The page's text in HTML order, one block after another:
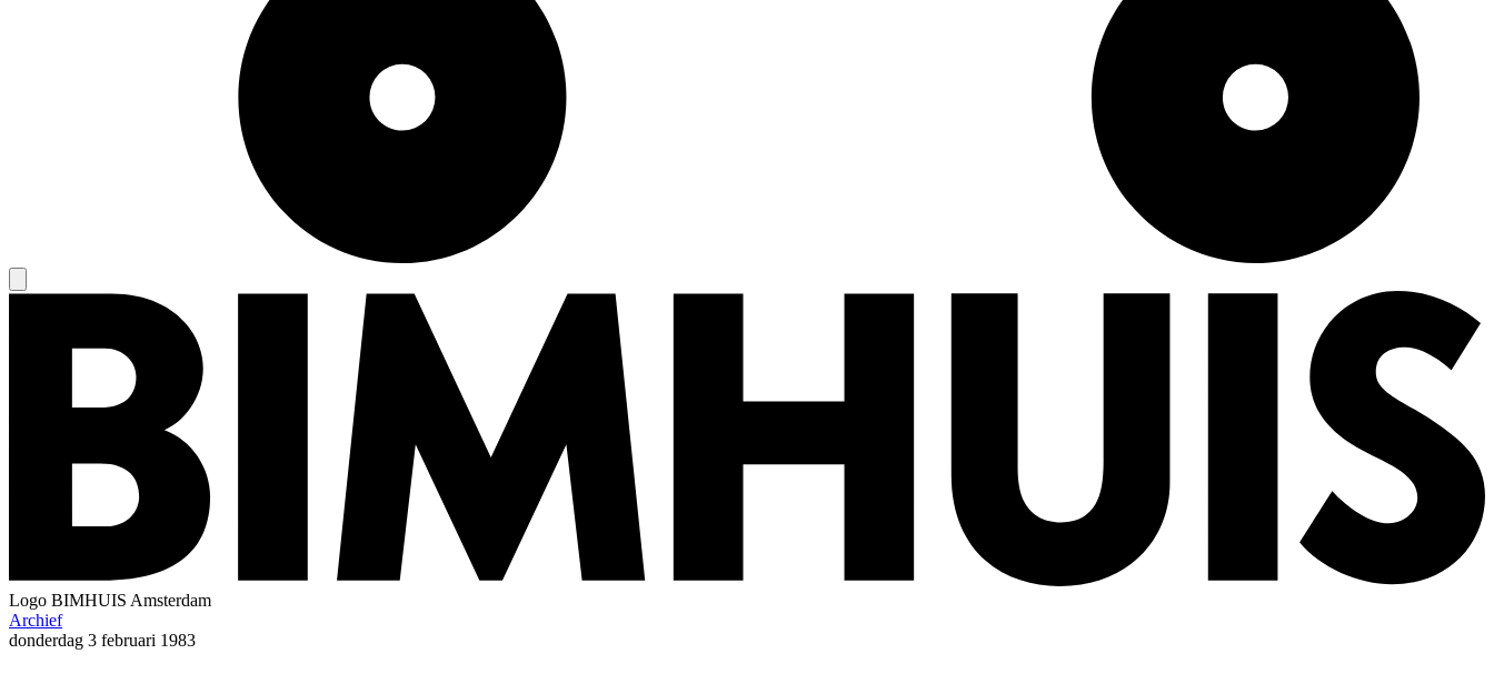
Logo BIMHUIS Amsterdam
Archief
donderdag 3 februari 1983